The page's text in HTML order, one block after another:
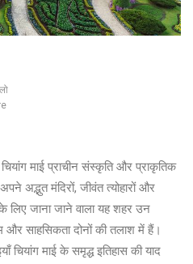
माई प्राचीन संस्कृति और प्राकृतिक
अद्भुत मंदिरों, जीवंत त्योहारों और
लिए जाना जाने वाला यह शहर उन
और साहसिकता दोनों की तलाश में हैं।
चियांग माई के समृद्ध इतिहास की याद